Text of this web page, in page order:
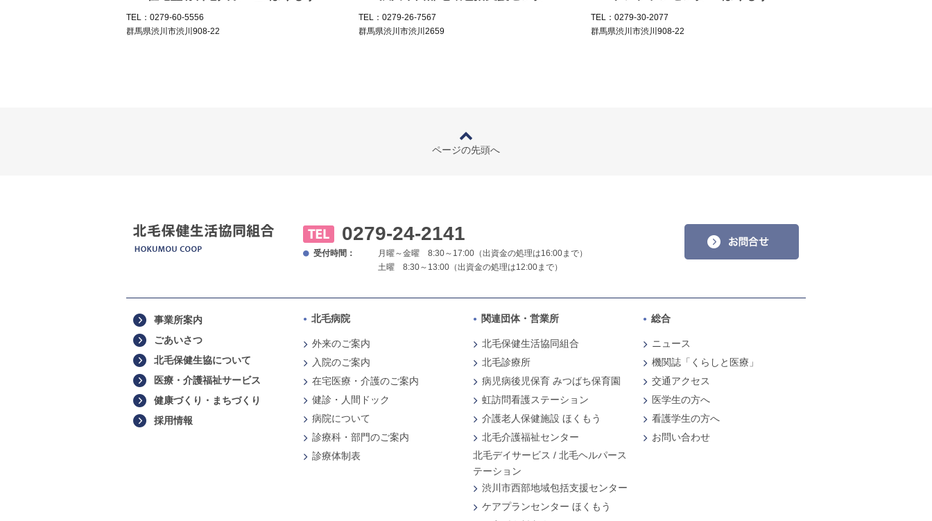
TEL：0279-60-5556
群馬県渋川市渋川908-22
TEL：0279-26-7567
群馬県渋川市渋川2659
TEL：0279-30-2077
群馬県渋川市渋川908-22
ページの先頭へ
0279-24-2141
受付時間：
月曜～金曜 8:30～17:00（出資金の処理は16:00まで）
土曜 8:30～13:00（出資金の処理は12:00まで）
事業所案内
ごあいさつ
北毛保健生協について
医療・介護福祉サービス
健康づくり・まちづくり
採用情報
北毛病院
外来のご案内
入院のご案内
在宅医療・介護のご案内
健診・人間ドック
病院について
診療科・部門のご案内
診療体制表
関連団体・営業所
北毛保健生活協同組合
北毛診療所
病児病後児保育 みつばち保育園
虹訪問看護ステーション
介護老人保健施設 ほくもう
北毛介護福祉センター
北毛デイサービス / 北毛ヘルパース
テーション
渋川市西部地域包括支援センター
ケアプランセンター ほくもう
総合
ニュース
機関誌「くらしと医療」
交通アクセス
医学生の方へ
看護学生の方へ
お問い合わせ